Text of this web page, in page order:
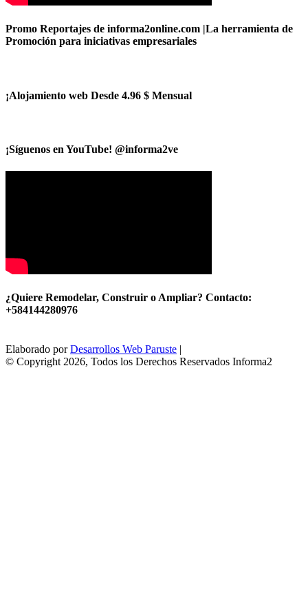
Promo Reportajes de informa2online.com |La herramienta de
Promoción para iniciativas empresariales
¡Alojamiento web Desde 4.96 $ Mensual
¡Síguenos en YouTube! @informa2ve
¿Quiere Remodelar, Construir o Ampliar? Contacto:
+584144280976
Elaborado porDesarrollos Web Paruste |
© Copyright 2026, Todos los Derechos Reservados Informa2